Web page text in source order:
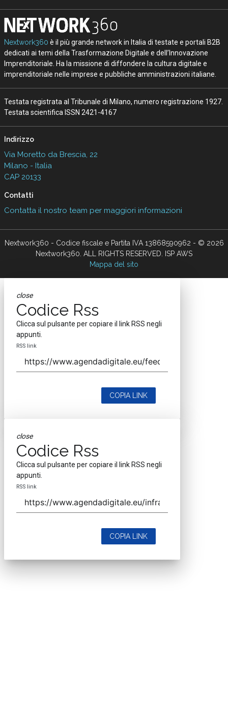
Nextwork360 è il più grande network in Italia di testate e portali B2B
dedicati ai temi della Trasformazione Digitale e dell’Innovazione
Imprenditoriale. Ha la missione di diffondere la cultura digitale e
imprenditoriale nelle imprese e pubbliche amministrazioni italiane.
Testata registrata al Tribunale di Milano, numero registrazione 1927.
Testata scientifica ISSN 2421-4167
Indirizzo
Via Moretto da Brescia, 22
Milano - Italia
CAP 20133
Contatti
Contatta il nostro team per maggiori informazioni
Nextwork360 - Codice fiscale e Partita IVA 13868590962 - © 2026
Nextwork360. ALL RIGHTS RESERVED. ISP AWS
Mappa del sito
close
Codice Rss
Clicca sul pulsante per copiare il link RSS negli
appunti.
RSS link
COPIA LINK
close
Codice Rss
Clicca sul pulsante per copiare il link RSS negli
appunti.
RSS link
COPIA LINK